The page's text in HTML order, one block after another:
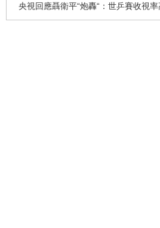
央視回應聶衛平“炮轟“：世乒賽收視率